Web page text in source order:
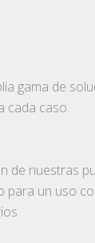
gama de
cada caso.
de nuestras
para un uso